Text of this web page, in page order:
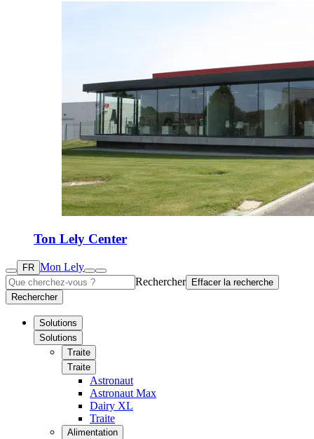
Ton Lely Center
FR Mon Lely
Rechercher
Effacer la recherche
Rechercher
Solutions
Solutions
Traite
Traite
Astronaut
Astronaut Max
Dairy XL
Traite
Alimentation